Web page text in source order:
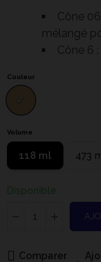
Cône
mélangé
Cône 6
Couleur
Volume
118 ml 473
Disponible
Comparer